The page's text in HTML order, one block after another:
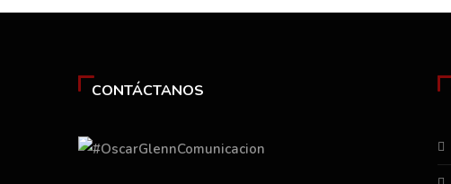
CONTÁCTANOS